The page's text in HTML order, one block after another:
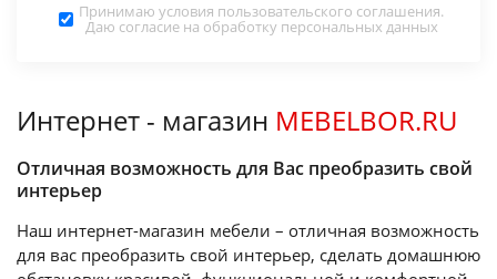
Принимаю условия пользовательского соглашения.
Даю согласие на обработку персональных данных
Интернет - магазин MEBELBOR.RU
Отличная возможность для Вас преобразить свой
интерьер
Наш интернет-магазин мебели – отличная возможность
для вас преобразить свой интерьер, сделать домашнюю